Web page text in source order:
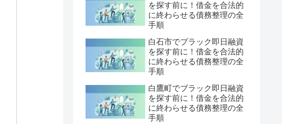
を探す前に！借金を合法的
に終わらせる債務整理の全
手順
白石市でブラック即日融資
を探す前に！借金を合法的
に終わらせる債務整理の全
手順
白鷹町でブラック即日融資
を探す前に！借金を合法的
に終わらせる債務整理の全
手順